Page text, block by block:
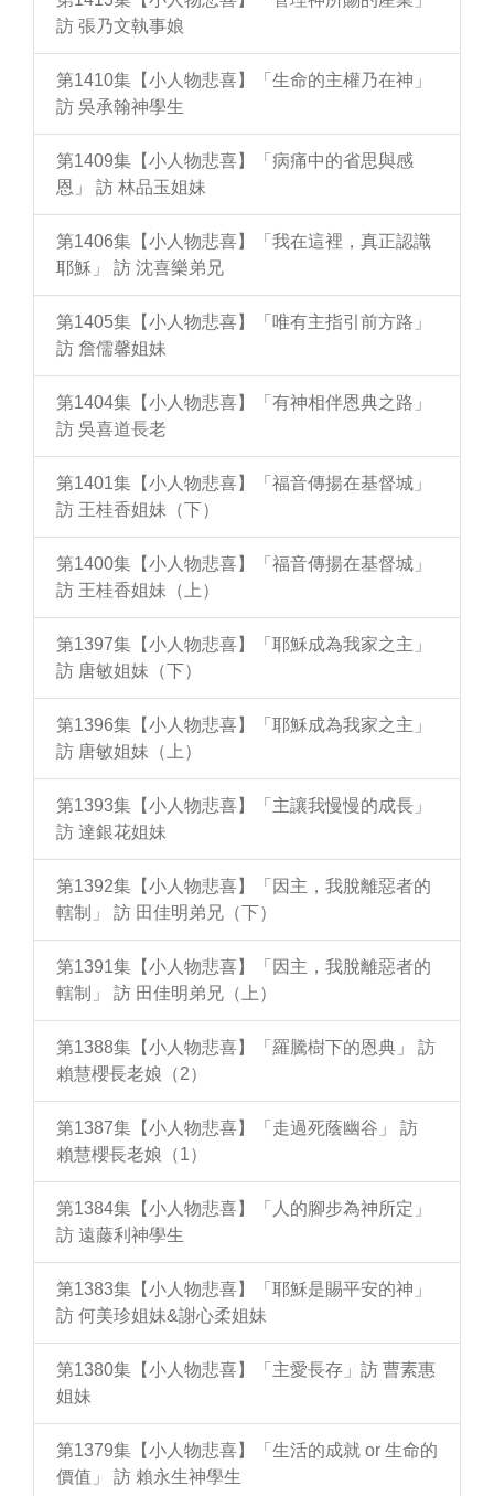
訪 張乃文執事娘
第1410集【小人物悲喜】「生命的主權乃在神」
訪 吳承翰神學生
第1409集【小人物悲喜】「病痛中的省思與感
恩」 訪 林品玉姐妹
第1406集【小人物悲喜】「我在這裡，真正認識
耶穌」 訪 沈喜樂弟兄
第1405集【小人物悲喜】「唯有主指引前方路」
訪 詹儒馨姐妹
第1404集【小人物悲喜】「有神相伴恩典之路」
訪 吳喜道長老
第1401集【小人物悲喜】「福音傳揚在基督城」
訪 王桂香姐妹（下）
第1400集【小人物悲喜】「福音傳揚在基督城」
訪 王桂香姐妹（上）
第1397集【小人物悲喜】「耶穌成為我家之主」
訪 唐敏姐妹（下）
第1396集【小人物悲喜】「耶穌成為我家之主」
訪 唐敏姐妹（上）
第1393集【小人物悲喜】「主讓我慢慢的成長」
訪 達銀花姐妹
第1392集【小人物悲喜】「因主，我脫離惡者的
轄制」 訪 田佳明弟兄（下）
第1391集【小人物悲喜】「因主，我脫離惡者的
轄制」 訪 田佳明弟兄（上）
第1388集【小人物悲喜】「羅騰樹下的恩典」 訪
賴慧櫻長老娘（2）
第1387集【小人物悲喜】「走過死蔭幽谷」 訪
賴慧櫻長老娘（1）
第1384集【小人物悲喜】「人的腳步為神所定」
訪 遠藤利神學生
第1383集【小人物悲喜】「耶穌是賜平安的神」
訪 何美珍姐妹&謝心柔姐妹
第1380集【小人物悲喜】「主愛長存」訪 曹素惠
姐妹
第1379集【小人物悲喜】「生活的成就 or 生命的
價值」 訪 賴永生神學生